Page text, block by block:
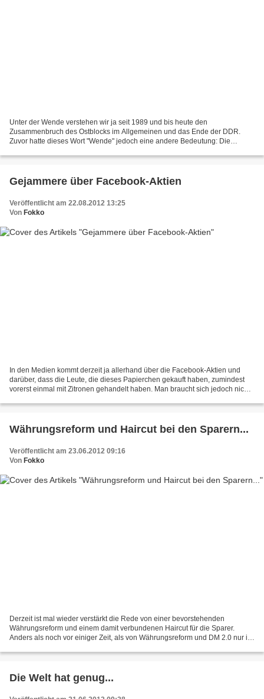
Unter der Wende verstehen wir ja seit 1989 und bis heute den
Zusammenbruch des Ostblocks im Allgemeinen und das Ende der DDR.
Zuvor hatte dieses Wort "Wende" jedoch eine andere Bedeutung: Die
Gejammere über Facebook-Aktien
Veröffentlicht am 22.08.2012 13:25
Von Fokko
In den Medien kommt derzeit ja allerhand über die Facebook-Aktien und
darüber, dass die Leute, die dieses Papierchen gekauft haben, zumindest
vorerst einmal mit Zitronen gehandelt haben. Man braucht sich jedoch nicht
Währungsreform und Haircut bei den Sparern...
Veröffentlicht am 23.06.2012 09:16
Von Fokko
Derzeit ist mal wieder verstärkt die Rede von einer bevorstehenden
Währungsreform und einem damit verbundenen Haircut für die Sparer.
Anders als noch vor einiger Zeit, als von Währungsreform und DM 2.0 nur in
Die Welt hat genug...